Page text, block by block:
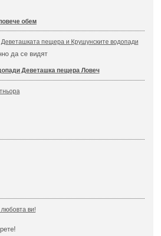
обем
Деветашката пещера и Крушунските водопади
да се видят
Деветашка пещера Ловеч
ви!